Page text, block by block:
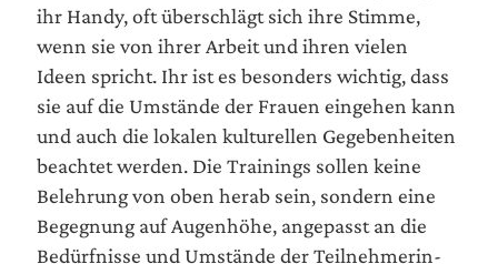
ihr Han­dy, oft über­schlägt sich ihre Stim­me,
wenn sie von ihrer Arbeit und ihren vie­len
Ideen spricht. Ihr ist es beson­ders wich­tig, dass
sie auf die Umstän­de der Frau­en ein­ge­hen kann
und auch die loka­len kul­tu­rel­len Gege­ben­hei­ten
beach­tet wer­den. Die Trai­nings sol­len kei­ne
Beleh­rung von oben her­ab sein, son­dern eine
Begeg­nung auf Augen­hö­he, ange­passt an die
Bedürf­nis­se und Umstän­de der Teil­neh­me­rin­